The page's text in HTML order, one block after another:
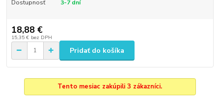
Dostupnosť 3-7 dní
18,88 €
15,35 € bez DPH
Pridať do košíka
Tento mesiac zakúpili 3 zákazníci.